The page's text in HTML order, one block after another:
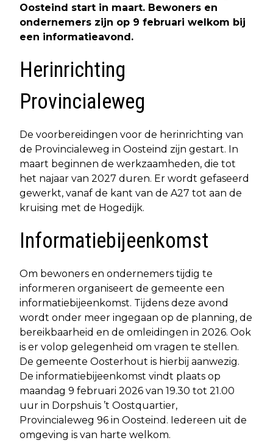
Oosteind start in maart. Bewoners en
ondernemers zijn op 9 februari welkom bij
een informatieavond.
Herinrichting
Provincialeweg
De voorbereidingen voor de herinrichting van
de Provincialeweg in Oosteind zijn gestart. In
maart beginnen de werkzaamheden, die tot
het najaar van 2027 duren. Er wordt gefaseerd
gewerkt, vanaf de kant van de A27 tot aan de
kruising met de Hogedijk.
Informatiebijeenkomst
Om bewoners en ondernemers tijdig te
informeren organiseert de gemeente een
informatiebijeenkomst. Tijdens deze avond
wordt onder meer ingegaan op de planning, de
bereikbaarheid en de omleidingen in 2026. Ook
is er volop gelegenheid om vragen te stellen.
De gemeente Oosterhout is hierbij aanwezig.
De informatiebijeenkomst vindt plaats op
maandag 9 februari 2026 van 19.30 tot 21.00
uur in Dorpshuis ’t Oostquartier,
Provincialeweg 96 in Oosteind. Iedereen uit de
omgeving is van harte welkom.